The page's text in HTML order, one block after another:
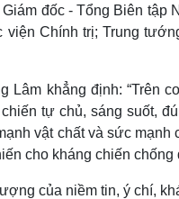
đốc - Tổng Biên tập
Chính trị; Trung
Lâm khẳng định: “Trên
tự chủ, sáng suốt,
vật chất và sức mạnh
cho kháng chiến chống
của niềm tin, ý chí,